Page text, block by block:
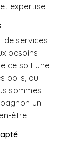
expertise.
de services
besoins
ce soit une
poils, ou
sommes
un
être.